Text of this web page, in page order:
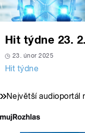
Hit týdne 23.
23. únor 2025
Hit týdne
Největší audioportál